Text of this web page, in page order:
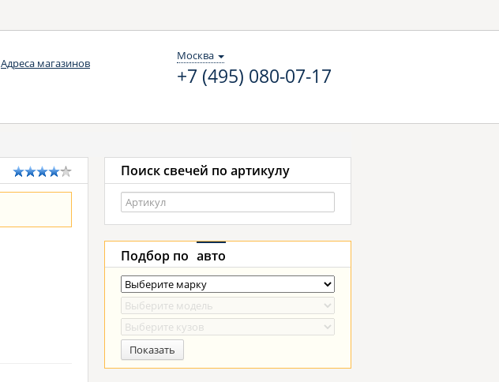
Адреса магазинов
Москва
+7 (495) 080-07-17
Поиск свечей по артикулу
Подбор по авто
Показать